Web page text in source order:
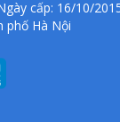
cấp: 16/10/
phố Hà Nội